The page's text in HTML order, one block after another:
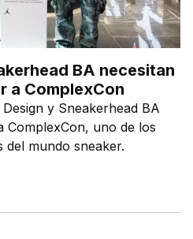
BA necesitan
a ComplexCon
y Sneakerhead BA
ComplexCon, uno de los
del mundo sneaker.